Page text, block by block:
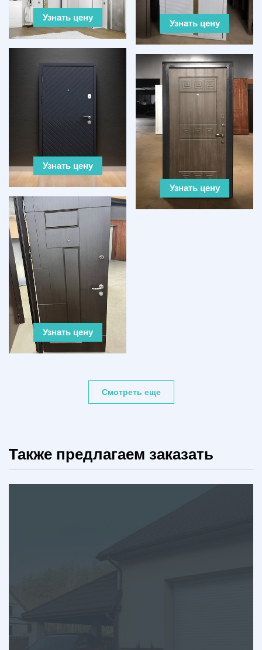
Узнать цену
Узнать цену
Узнать цену
Узнать цену
Узнать цену
Смотреть еще
Также предлагаем заказать